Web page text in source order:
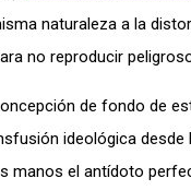
naturaleza a la
no reproducir
de fondo de
ideológica
manos el antídoto